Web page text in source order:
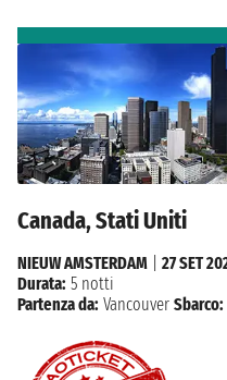
Canada, Stati Uniti
NIEUW AMSTERDAM
27 SET
Durata: 5 notti
Partenza da: Vancouver Sbarco: